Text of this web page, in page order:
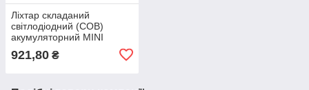
Ліхтар складаний
світлодіодний (COB)
акумуляторний MINI
PROTESTER L-0502W
921,80 ₴